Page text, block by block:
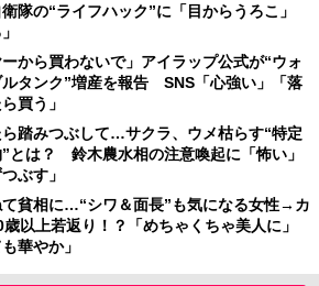
隊の“ライフハック”に「目からうろこ」
ーから買わないで」アイラップ公式が“ウォ
ルタンク”増産を報告 SNS「心強い」「落
買う」
ら踏みつぶして…サクラ、ウメ枯らす“特定
とは？ 鈴木農水相の注意喚起に「怖い」
ぶす」
て貧相に…“シワ＆面長”も気になる女性→カ
歳以上若返り！？「めちゃくちゃ美人に」
華やか」